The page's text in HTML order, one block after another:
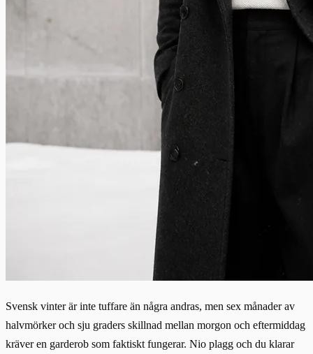
Svensk vinter är inte tuffare än några andras, men sex månader av
halvmörker och sju graders skillnad mellan morgon och eftermiddag
kräver en garderob som faktiskt fungerar. Nio plagg och du klarar